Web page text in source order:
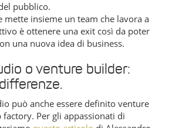
pubblico.
mette insieme un team che lavora a
è ottenere una exit così da poter
una nuova idea di business.
o venture builder:
può anche essere definito venture
Per gli appassionati di